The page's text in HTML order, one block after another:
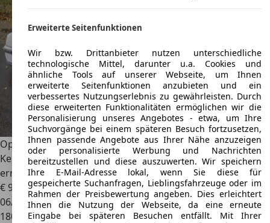
Opel Kadett ORIGINAL GSI 16V,Oldtimer Zulassung mit H-
Kennzeichen,Viele Verschleißteile
erneuert,Wertgutachten,Tüv bis 11/2027
€ 9.999
06/1991
180.000 km
Erweiterte Seitenfunktionen
Wir bzw. Drittanbieter nutzen unterschiedliche
technologische Mittel, darunter u.a. Cookies und
ähnliche Tools auf unserer Webseite, um Ihnen
erweiterte Seitenfunktionen anzubieten und ein
verbessertes Nutzungserlebnis zu gewährleisten. Durch
diese erweiterten Funktionalitäten ermöglichen wir die
Personalisierung unseres Angebotes - etwa, um Ihre
Suchvorgänge bei einem späteren Besuch fortzusetzen,
Ihnen passende Angebote aus Ihrer Nähe anzuzeigen
oder personalisierte Werbung und Nachrichten
bereitzustellen und diese auszuwerten. Wir speichern
Ihre E-Mail-Adresse lokal, wenn Sie diese für
gespeicherte Suchanfragen, Lieblingsfahrzeuge oder im
Rahmen der Preisbewertung angeben. Dies erleichtert
Ihnen die Nutzung der Webseite, da eine erneute
Eingabe bei späteren Besuchen entfällt. Mit Ihrer